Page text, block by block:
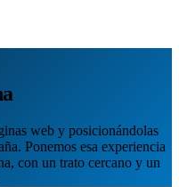
web y posicionándolas
Ponemos esa experiencia
con un trato cercano y un